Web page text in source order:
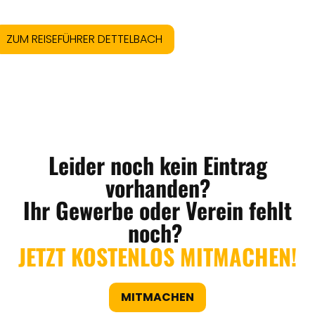
ZUM REISEFÜHRER DETTELBACH
Leider noch kein Eintrag
vorhanden?
Ihr Gewerbe oder Verein fehlt
noch?
JETZT KOSTENLOS MITMACHEN!
MITMACHEN